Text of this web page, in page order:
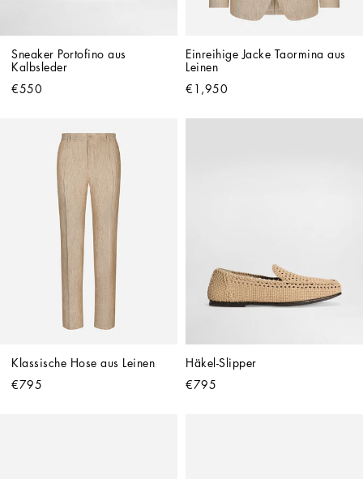
Sneaker Portofino aus
Kalbsleder
€550
Einreihige Jacke Taormina aus
Leinen
€1,950
Klassische Hose aus Leinen
€795
Häkel-Slipper
€795